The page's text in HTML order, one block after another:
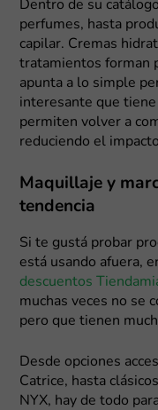
Dentro de su
perfumes, hasta
capilar. Cremas
tratamientos forman
apunta a lo simple
interesante que
permiten volver a
reduciendo el
Maquillaje y
tendencia
Si te gustá probar
está usando afuera,
descuentos
muchas veces no se
pero que tienen
Desde opciones
Catrice, hasta
NYX, hay de todo